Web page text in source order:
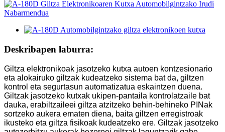
Deskribapen laburra:
Giltza elektronikoak jasotzeko kutxa autoen kontzesionario
eta alokairuko giltzak kudeatzeko sistema bat da, giltzen
kontrol eta segurtasun automatizatua eskaintzen duena.
Giltzak jasotzeko kutxak ukipen-pantaila kontrolatzaile bat
dauka, erabiltzaileei giltza atzitzeko behin-behineko PINak
sortzeko aukera ematen diena, baita giltzen erregistroak
ikusteko eta giltza fisikoak kudeatzeko ere. Giltzak jasotzeko